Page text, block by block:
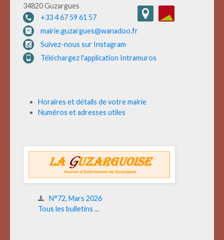
34820 Guzargues
+33 4 67 59 61 57
mairie.guzargues@wanadoo.fr
Suivez-nous sur Instagram
Téléchargez l'application Intramuros
Horaires et détails de votre mairie
Numéros et adresses utiles
N°72, Mars 2026
Tous les bulletins ...